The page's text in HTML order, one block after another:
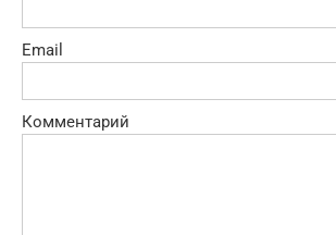
Email
Комментарий